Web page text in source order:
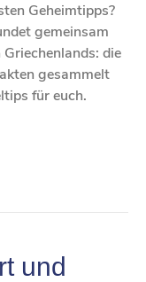
Geheimtipps?
gemeinsam
die
gesammelt
für euch.
und